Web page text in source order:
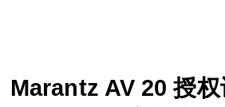
Marantz AV 20 授